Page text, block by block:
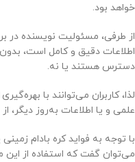
خواهد بود.
از طرفی، مسئولیت نویسنده در
اطلاعات دقیق و کامل است، بدون
دسترس هستند یا نه.
لذا، کاربران می‌توانند با
علمی و یا اطلاعات به‌روز
با توجه به فواید کره بادام
می‌توان گفت که استفاده از